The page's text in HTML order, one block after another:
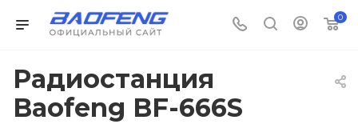
0
Радиостанция
Baofeng BF-666S